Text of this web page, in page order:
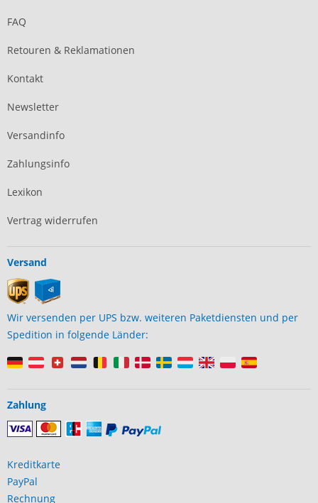
FAQ
Retouren & Reklamationen
Kontakt
Newsletter
Versandinfo
Zahlungsinfo
Lexikon
Vertrag widerrufen
Versand
Wir versenden per UPS bzw. weiteren Paketdiensten und per
Spedition in folgende Länder:
Zahlung
Kreditkarte
PayPal
Rechnung